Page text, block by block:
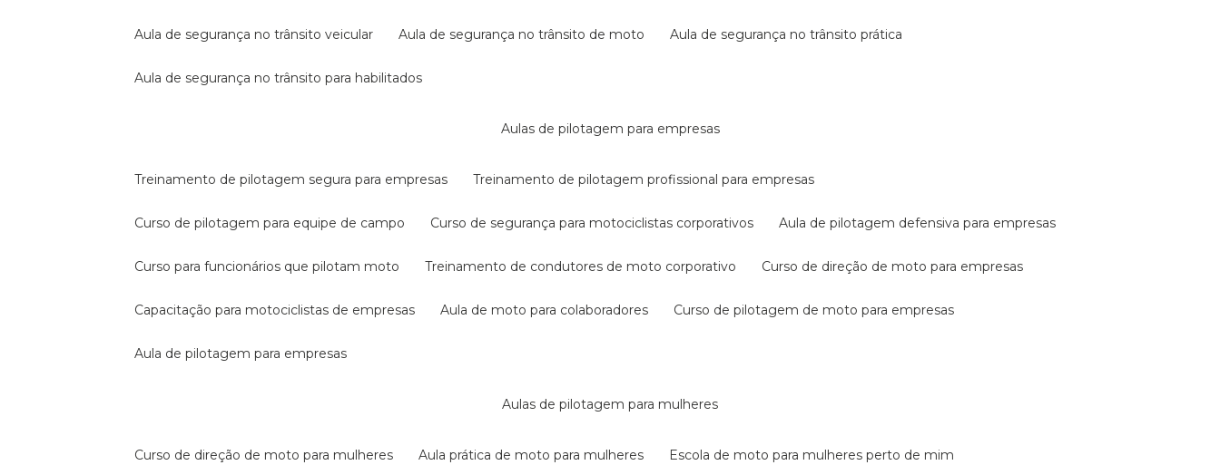
aula de segurança no trânsito veicular aula de segurança no trânsito de moto aula de segurança no trânsito prática
aula de segurança no trânsito para habilitados
aulas de pilotagem para empresas
treinamento de pilotagem segura para empresas treinamento de pilotagem profissional para empresas
curso de pilotagem para equipe de campo curso de segurança para motociclistas corporativos aula de pilotagem defensiva para empresas
curso para funcionários que pilotam moto treinamento de condutores de moto corporativo curso de direção de moto para empresas
capacitação para motociclistas de empresas aula de moto para colaboradores curso de pilotagem de moto para empresas
aula de pilotagem para empresas
aulas de pilotagem para mulheres
curso de direção de moto para mulheres aula prática de moto para mulheres escola de moto para mulheres perto de mim